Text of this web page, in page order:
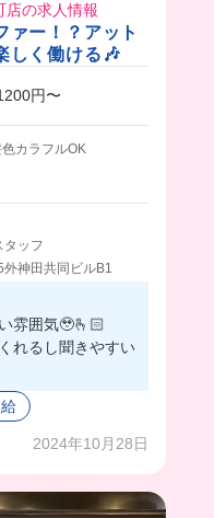
店の求人情報
ァー！？アット
しく働ける🎶
円〜
カラフルOK
タッフ
神田共同ビルB1
雰囲気🥹🫰🏻
れるし聞きやすい
ったんだけど、普
クしちゃう😉⭐️
2024年10月28日